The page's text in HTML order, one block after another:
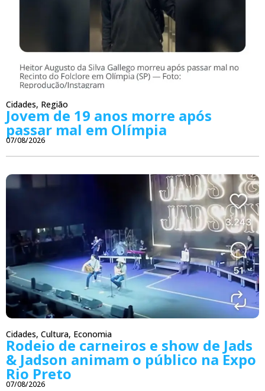
Cidades, Região
Jovem de 19 anos morre após
passar mal em Olímpia
07/08/2026
Cidades, Cultura, Economia
Rodeio de carneiros e show de Jads
& Jadson animam o público na Expo
Rio Preto
07/08/2026